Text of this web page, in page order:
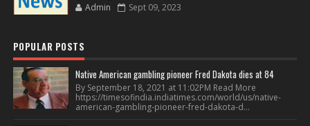
Admin Sept 09, 2023
POPULAR POSTS
Native American gambling pioneer Fred Dakota dies at 84
By September 18, 2021 at 11:02PM Read More
https://timesofindia.indiatimes.com/world/us/native-
american-gambling-pioneer-fred-dakota-d...